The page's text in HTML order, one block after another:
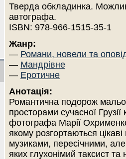
Тверда обкладинка.
автографа.
ISBN: 978-966-1515-35-1
Жанр:
— Романи, новели та
— Мандрівне
— Еротичне
Анотація:
Романтична подорож
просторами сучасної Грузії
фотографа Марії
якому розгортаються цікаві
музиками, пересічними,
яких глухонімий таксист